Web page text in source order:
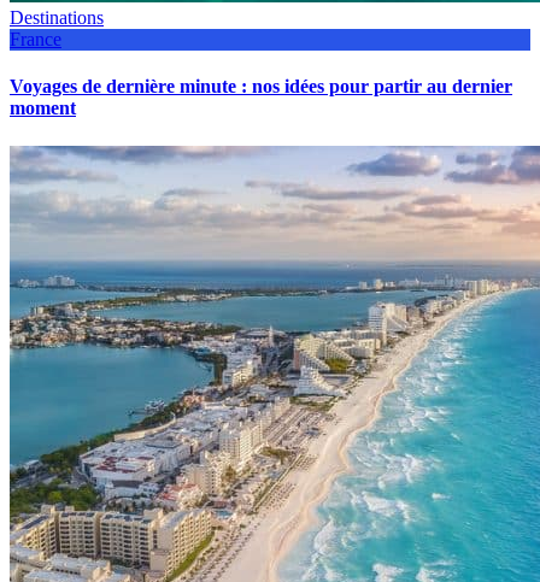
Destinations
France
Voyages de dernière minute : nos idées pour partir au dernier
moment